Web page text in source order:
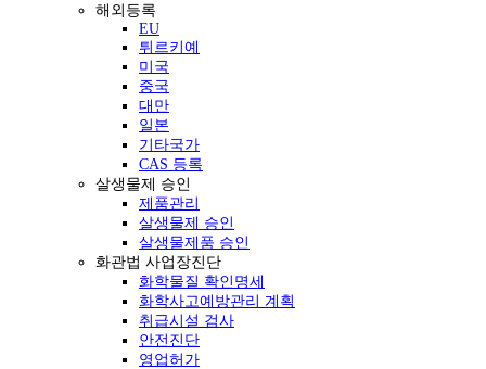
해외등록
EU
튀르키예
미국
중국
대만
일본
기타국가
CAS 등록
살생물제 승인
제품관리
살생물제 승인
살생물제품 승인
화관법 사업장진단
화학물질 확인명세
화학사고예방관리 계획
취급시설 검사
안전진단
영업허가